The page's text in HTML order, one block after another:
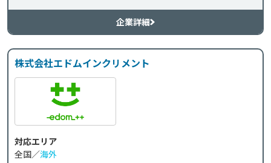
企業詳細
株式会社エドムインクリメント
対応エリア
全国／海外